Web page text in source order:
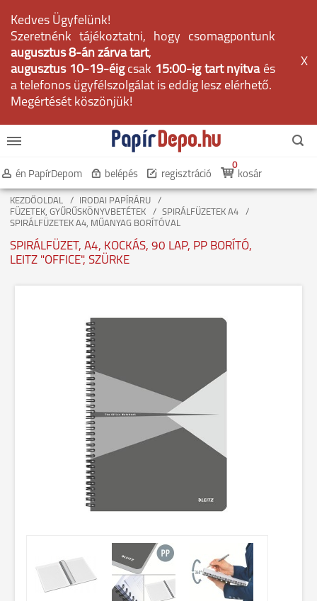
Kedves Ügyfelünk!
Szeretnénk tájékoztatni, hogy csomagpontunk
augusztus 8-án zárva tart,
augusztus 10-19-éig csak 15:00-ig tart nyitvaés
a telefonos ügyfélszolgálat is eddig lesz elérhető.
Megértését köszönjük!
X
én PapírDepom belépés regisztráció kosár
0
KEZDŐOLDAL
IRODAI PAPÍRÁRU
FÜZETEK, GYŰRŰSKÖNYVBETÉTEK
SPIRÁLFÜZETEK A4
SPIRÁLFÜZETEK A4, MŰANYAG BORÍTÓVAL
SPIRÁLFÜZET, A4, KOCKÁS, 90 LAP, PP BORÍTÓ,
LEITZ "OFFICE", SZÜRKE